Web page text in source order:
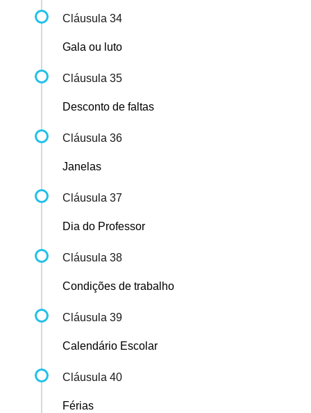
Cláusula 34
Gala ou luto
Cláusula 35
Desconto de faltas
Cláusula 36
Janelas
Cláusula 37
Dia do Professor
Cláusula 38
Condições de trabalho
Cláusula 39
Calendário Escolar
Cláusula 40
Férias